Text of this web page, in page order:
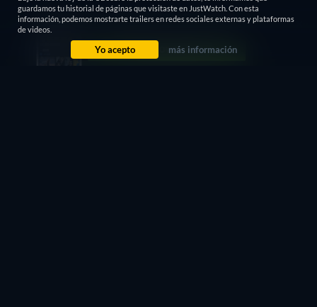
guardamos tu historial de páginas que visitaste en JustWatch. Con esta
información, podemos mostrarte trailers en redes sociales externas y plataformas
de videos.
Yo acepto más información